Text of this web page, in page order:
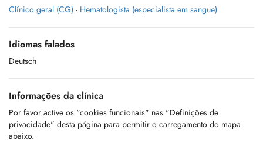
Clínico geral (CG) - Hematologista (especialista em sangue)
Idiomas falados
Deutsch
Informações da clínica
Por favor active os "cookies funcionais" nas "Definições de
privacidade" desta página para permitir o carregamento do mapa
abaixo.